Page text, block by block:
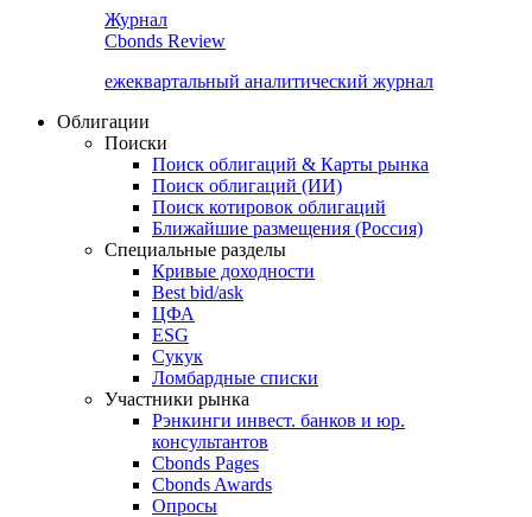
Журнал
Cbonds Review
ежеквартальный аналитический журнал
Облигации
Поиски
Поиск облигаций & Карты рынка
Поиск облигаций (ИИ)
Поиск котировок облигаций
Ближайшие размещения (Россия)
Специальные разделы
Кривые доходности
Best bid/ask
ЦФА
ESG
Сукук
Ломбардные списки
Участники рынка
Рэнкинги инвест. банков и юр.
консультантов
Cbonds Pages
Cbonds Awards
Опросы